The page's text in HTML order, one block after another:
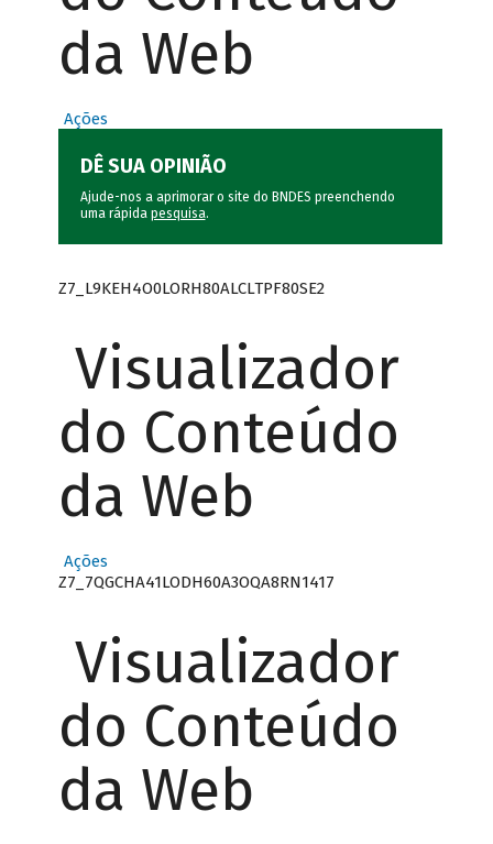
da Web
Ações
DÊ SUA OPINIÃO
Ajude-nos a aprimorar o site do BNDES preenchendo
uma rápida pesquisa.
Z7_L9KEH4O0LORH80ALCLTPF80SE2
Visualizador
do Conteúdo
da Web
Ações
Z7_7QGCHA41LODH60A3OQA8RN1417
Visualizador
do Conteúdo
da Web